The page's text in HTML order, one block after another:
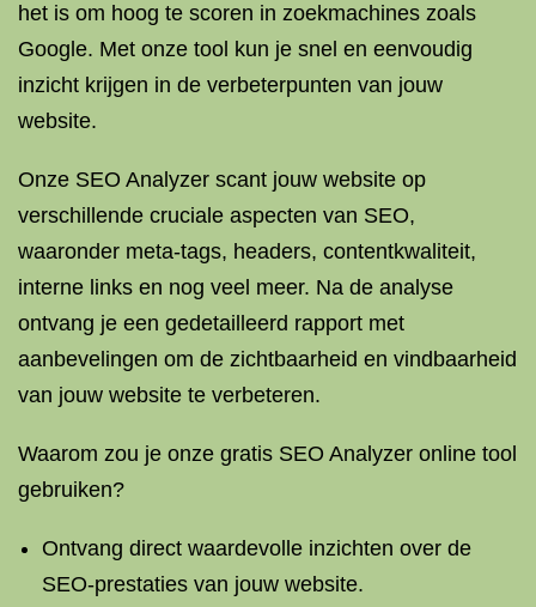
het is om hoog te scoren in zoekmachines zoals
Google. Met onze tool kun je snel en eenvoudig
inzicht krijgen in de verbeterpunten van jouw
website.
Onze SEO Analyzer scant jouw website op
verschillende cruciale aspecten van SEO,
waaronder meta-tags, headers, contentkwaliteit,
interne links en nog veel meer. Na de analyse
ontvang je een gedetailleerd rapport met
aanbevelingen om de zichtbaarheid en vindbaarheid
van jouw website te verbeteren.
Waarom zou je onze gratis SEO Analyzer online tool
gebruiken?
Ontvang direct waardevolle inzichten over de
SEO-prestaties van jouw website.